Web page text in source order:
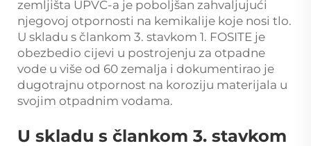
zemljišta UPVC-a je poboljšan zahvaljujući
njegovoj otpornosti na kemikalije koje nosi tlo.
U skladu s člankom 3. stavkom 1. FOSITE je
obezbedio cijevi u postrojenju za otpadne
vode u više od 60 zemalja i dokumentirao je
dugotrajnu otpornost na koroziju materijala u
svojim otpadnim vodama.
U skladu s člankom 3. stavkom